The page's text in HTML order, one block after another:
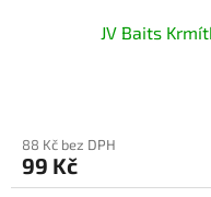
JV Baits
88 Kč bez DPH
99 Kč